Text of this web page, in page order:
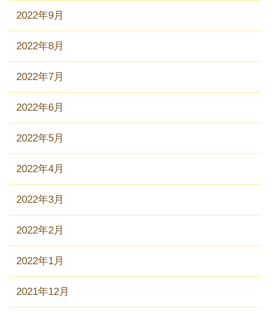
2022年9月
2022年8月
2022年7月
2022年6月
2022年5月
2022年4月
2022年3月
2022年2月
2022年1月
2021年12月